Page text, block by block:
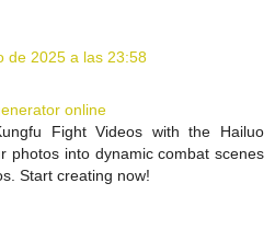
de 2025 a las 23:58
online
Fight Videos with the Hailuo
photos into dynamic combat scenes
Start creating now!